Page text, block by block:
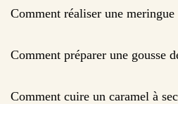
Comment réaliser une meringue
Comment préparer une gousse
Comment cuire un caramel à sec